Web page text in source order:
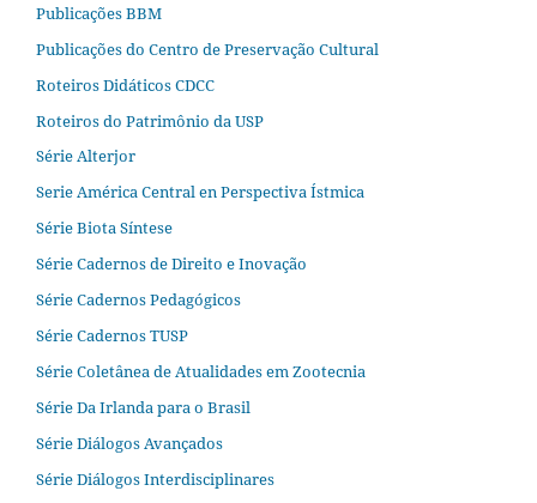
Publicações BBM
Publicações do Centro de Preservação Cultural
Roteiros Didáticos CDCC
Roteiros do Patrimônio da USP
Série Alterjor
Serie América Central en Perspectiva Ístmica
Série Biota Síntese
Série Cadernos de Direito e Inovação
Série Cadernos Pedagógicos
Série Cadernos TUSP
Série Coletânea de Atualidades em Zootecnia
Série Da Irlanda para o Brasil
Série Diálogos Avançados
Série Diálogos Interdisciplinares